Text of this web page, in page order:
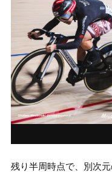
残り半周時点で、別次